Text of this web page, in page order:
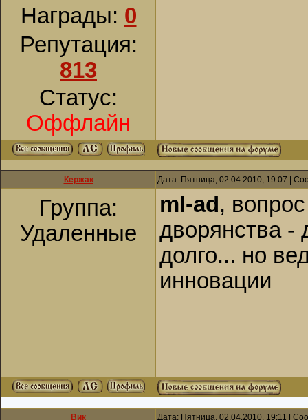
Награды: 0
Репутация:
813
Статус:
Оффлайн
Кержак Дата: Пятница, 02.04.2010, 19:07 |
Группа:
Удаленные
ml-ad ,
дворянства -
долго... но
инновации
Вик Дата: Пятница, 02.04.2010, 19:11 |